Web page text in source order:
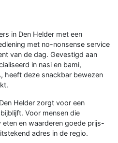
in Den Helder met een
met no-nonsense service
van de dag. Gevestigd aan
in nasi en bami,
heeft deze snackbar bewezen
Helder zorgt voor een
Voor mensen die
en waarderen goede prijs-
adres in de regio.